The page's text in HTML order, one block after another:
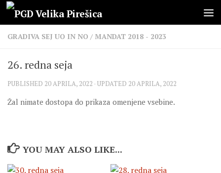
Skip to content
GRADIVA SEJ UO IN NO / MANDAT 2018 - 2023
26. redna seja
PUBLISHED 20 APRILA, 2022 · UPDATED 20 APRILA, 2022
Žal nimate dostopa do prikaza omenjene vsebine.
YOU MAY ALSO LIKE...